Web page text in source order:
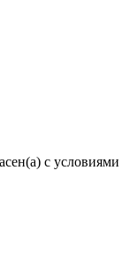
с условиями